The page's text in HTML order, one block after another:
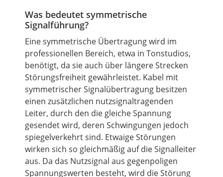
Was bedeutet symmetrische
Signalführung?
Eine symmetrische Übertragung wird im
professionellen Bereich, etwa in Tonstudios,
benötigt, da sie auch über längere Strecken
Störungsfreiheit gewährleistet. Kabel mit
symmetrischer Signalübertragung besitzen
einen zusätzlichen nutzsignaltragenden
Leiter, durch den die gleiche Spannung
gesendet wird, deren Schwingungen jedoch
spiegelverkehrt sind. Etwaige Störungen
wirken sich so gleichmäßig auf die Signalleiter
aus. Da das Nutzsignal aus gegenpoligen
Spannungswerten besteht, wird die Störung